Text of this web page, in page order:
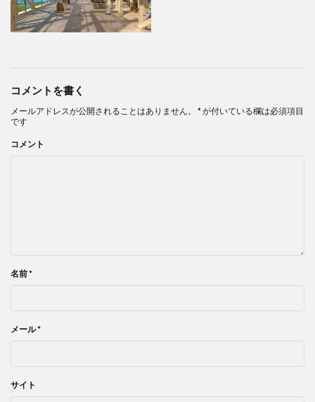
コメントを書く
メールアドレスが公開されることはありません。 *が付いている欄は必須項目
です
コメント
名前*
メール*
サイト